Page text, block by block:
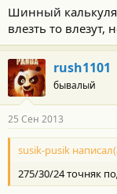
Шинный
влезть то влезут,
rush1101
бывалый
25 Сен 2013
susik-pusik
275/30/24 точняк